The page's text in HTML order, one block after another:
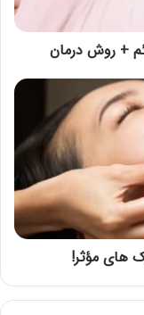
+ روش درمان
های مؤثر!